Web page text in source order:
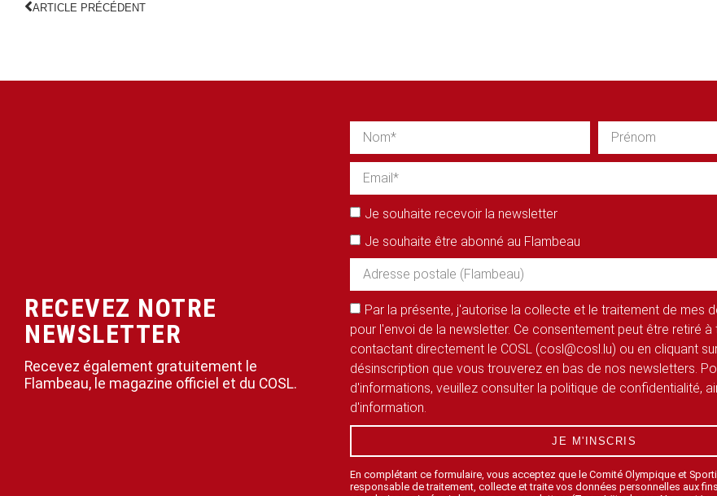
ARTICLE PRÉCÉDENT
RECEVEZ NOTRE
NEWSLETTER
Recevez également gratuitement le
Flambeau, le magazine officiel et du COSL.
Je souhaite recevoir la newsletter
Je souhaite être abonné au Flambeau
Par la présente, j'autorise la collecte et le traitement de mes
pour l'envoi de la newsletter. Ce consentement peut être retiré
contactant directement le COSL (cosl@cosl.lu) ou en cliquant
désinscription que vous trouverez en bas de nos newsletters.
d'informations, veuillez consulter la politique de confidentialité,
d'information.
JE M'INSCRIS
En complétant ce formulaire, vous acceptez que le Comité Olympique et
responsable de traitement, collecte et traite vos données personnelles aux